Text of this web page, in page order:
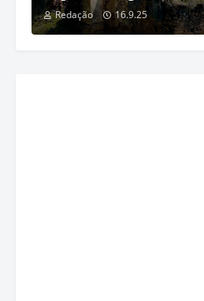
Redação 16.9.25